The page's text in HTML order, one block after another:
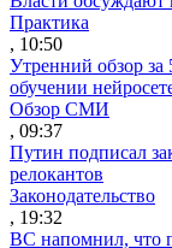
Практика
, 10:50
Утренний обзор за
обучении
Обзор СМИ
, 09:37
Путин подписал
релокантов
Законодательство
, 19:32
ВС напомнил, что